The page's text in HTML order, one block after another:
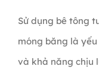
Sử dụng bê tông
móng băng là
và khả năng chịu